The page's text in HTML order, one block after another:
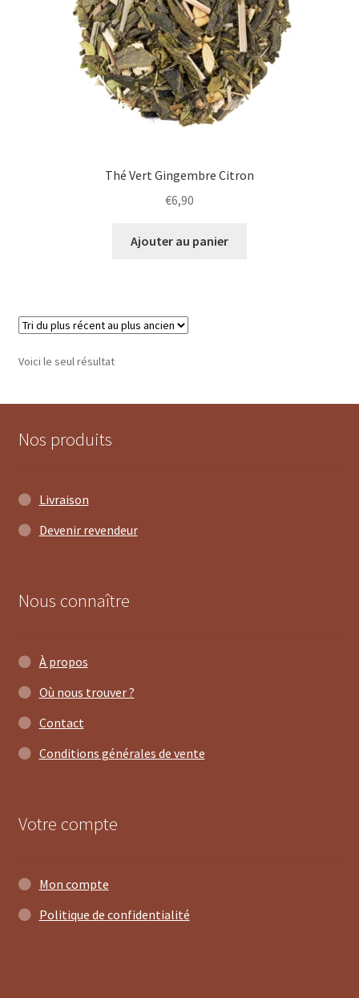
Thé Vert Gingembre Citron
€6,90
Ajouter au panier
Voici le seul résultat
Nos produits
Livraison
Devenir revendeur
Nous connaître
À propos
Où nous trouver ?
Contact
Conditions générales de vente
Votre compte
Mon compte
Politique de confidentialité